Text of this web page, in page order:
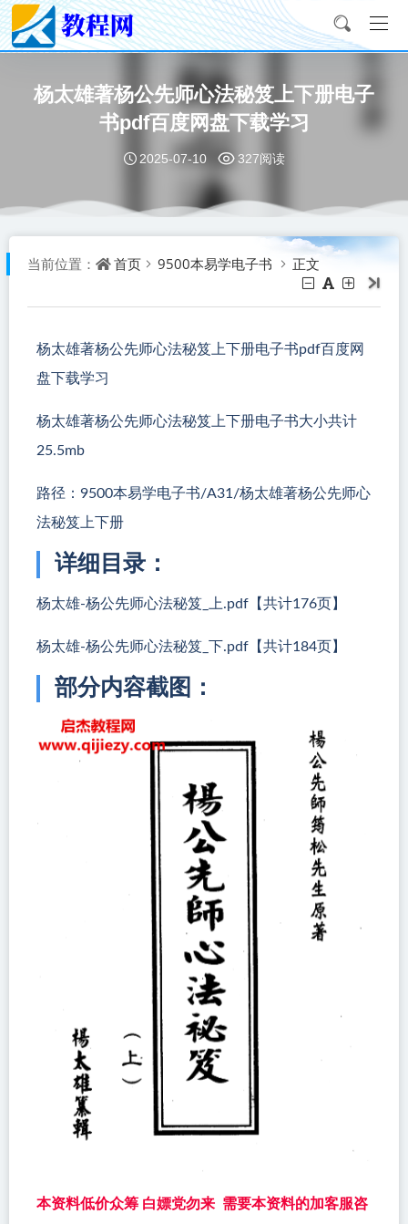
杨太雄著杨公先师心法秘笈上下册电子
书pdf百度网盘下载学习
2025-07-10 327阅读
当前位置： 首页 9500本易学电子书 正文
杨太雄著杨公先师心法秘笈上下册电子书pdf百度网
盘下载学习
杨太雄著杨公先师心法秘笈上下册电子书大小共计
25.5mb
路径：9500本易学电子书/A31/杨太雄著杨公先师心
法秘笈上下册
详细目录：
杨太雄-杨公先师心法秘笈_上.pdf【共计176页】
杨太雄-杨公先师心法秘笈_下.pdf【共计184页】
部分内容截图：
本资料低价众筹 白嫖党勿来 需要本资料的加客服咨